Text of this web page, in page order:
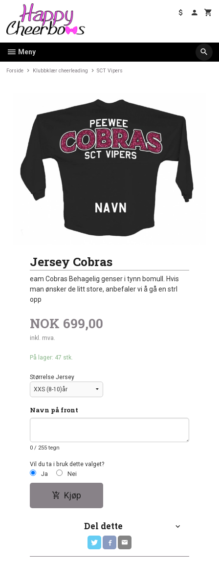
innholdet
Meny
Forside Klubbklær cheerleading SCT Vipers
Jersey Cobras
eam Cobras Behagelig genser i tynn bomull. Hvis
man ønsker de litt store, anbefaler vi å gå en strl
opp
NOK 699,00
inkl. mva.
På lager: 47 stk.
Størrelse Jersey
Navn på front
0 / 255 tegn
Vil du ta i bruk dette valget?
Ja
Nei
Kjøp
Del dette